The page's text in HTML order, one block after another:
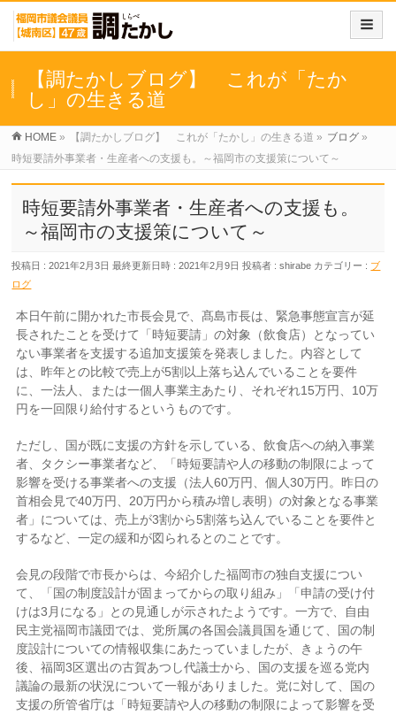
【調たかしブログ】 これが「たか
し」の生きる道
HOME » 【調たかしブログ】 これが「たかし」の生きる道 » ブログ »
時短要請外事業者・生産者への支援も。～福岡市の支援策について～
時短要請外事業者・生産者への支援も。
～福岡市の支援策について～
投稿日 : 2021年2月3日 最終更新日時 : 2021年2月9日 投稿者 :shirabe カテゴリー : ブ
ログ
本日午前に開かれた市長会見で、髙島市長は、緊急事態宣言が延
長されたことを受けて「時短要請」の対象（飲食店）となってい
ない事業者を支援する追加支援策を発表しました。内容として
は、昨年との比較で売上が5割以上落ち込んでいることを要件
に、一法人、または一個人事業主あたり、それぞれ15万円、10万
円を一回限り給付するというものです。
ただし、国が既に支援の方針を示している、飲食店への納入事業
者、タクシー事業者など、「時短要請や人の移動の制限によって
影響を受ける事業者への支援（法人60万円、個人30万円。昨日の
首相会見で40万円、20万円から積み増し表明）の対象となる事業
者」については、売上が3割から5割落ち込んでいることを要件と
するなど、一定の緩和が図られるとのことです。
会見の段階で市長からは、今紹介した福岡市の独自支援につい
て、「国の制度設計が固まってからの取り組み」「申請の受け付
けは3月になる」との見通しが示されたようです。一方で、自由
民主党福岡市議団では、党所属の各国会議員国を通じて、国の制
度設計についての情報収集にあたっていましたが、きょうの午
後、福岡3区選出の古賀あつし代議士から、国の支援を巡る党内
議論の最新の状況について一報がありました。党に対して、国の
支援の所管省庁は「時短要請や人の移動の制限によって影響を受